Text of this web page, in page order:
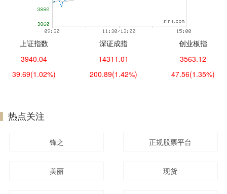
上证指数
3940.04
39.69(1.02%)
深证成指
14311.01
200.89(1.42%)
创业板指
3563.12
47.56(1.35%)
热点关注
锋之 正规股票平台
美丽 现货